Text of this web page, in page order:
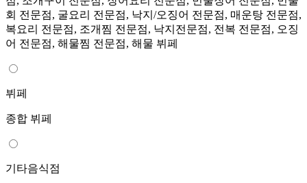
회 전문점, 굴요리 전문점, 낙지/오징어 전문점, 매운탕 전문점,
복요리 전문점, 조개찜 전문점, 낙지전문점, 전복 전문점, 오징
어 전문점, 해물찜 전문점, 해물 뷔페
뷔페
종합 뷔페
기타음식점